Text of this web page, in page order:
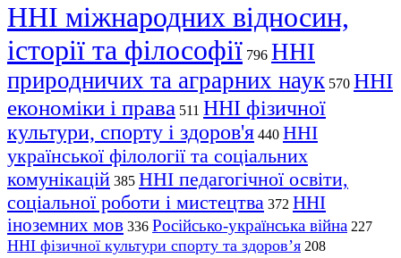
ННІ міжнародних відносин,
історії та філософії 796 ННІ
природничих та аграрних наук 570 ННІ
економіки і права 511 ННІ фізичної
культури, спорту і здоров'я 440 ННІ
української філології та соціальних
комунікацій 385 ННІ педагогічної освіти,
соціальної роботи і мистецтва 372 ННІ
іноземних мов 336 Російсько-українська війна 227
ННІ фізичної культури спорту та здоров’я 208